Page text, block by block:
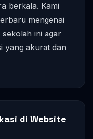
berkala. Kami
mengenai
sekolah ini agar
yang akurat dan
di Website